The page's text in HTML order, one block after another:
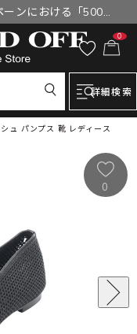
ンにおける「500円
填について
0
詳細検索
ュ パンプス 靴 レディース
0